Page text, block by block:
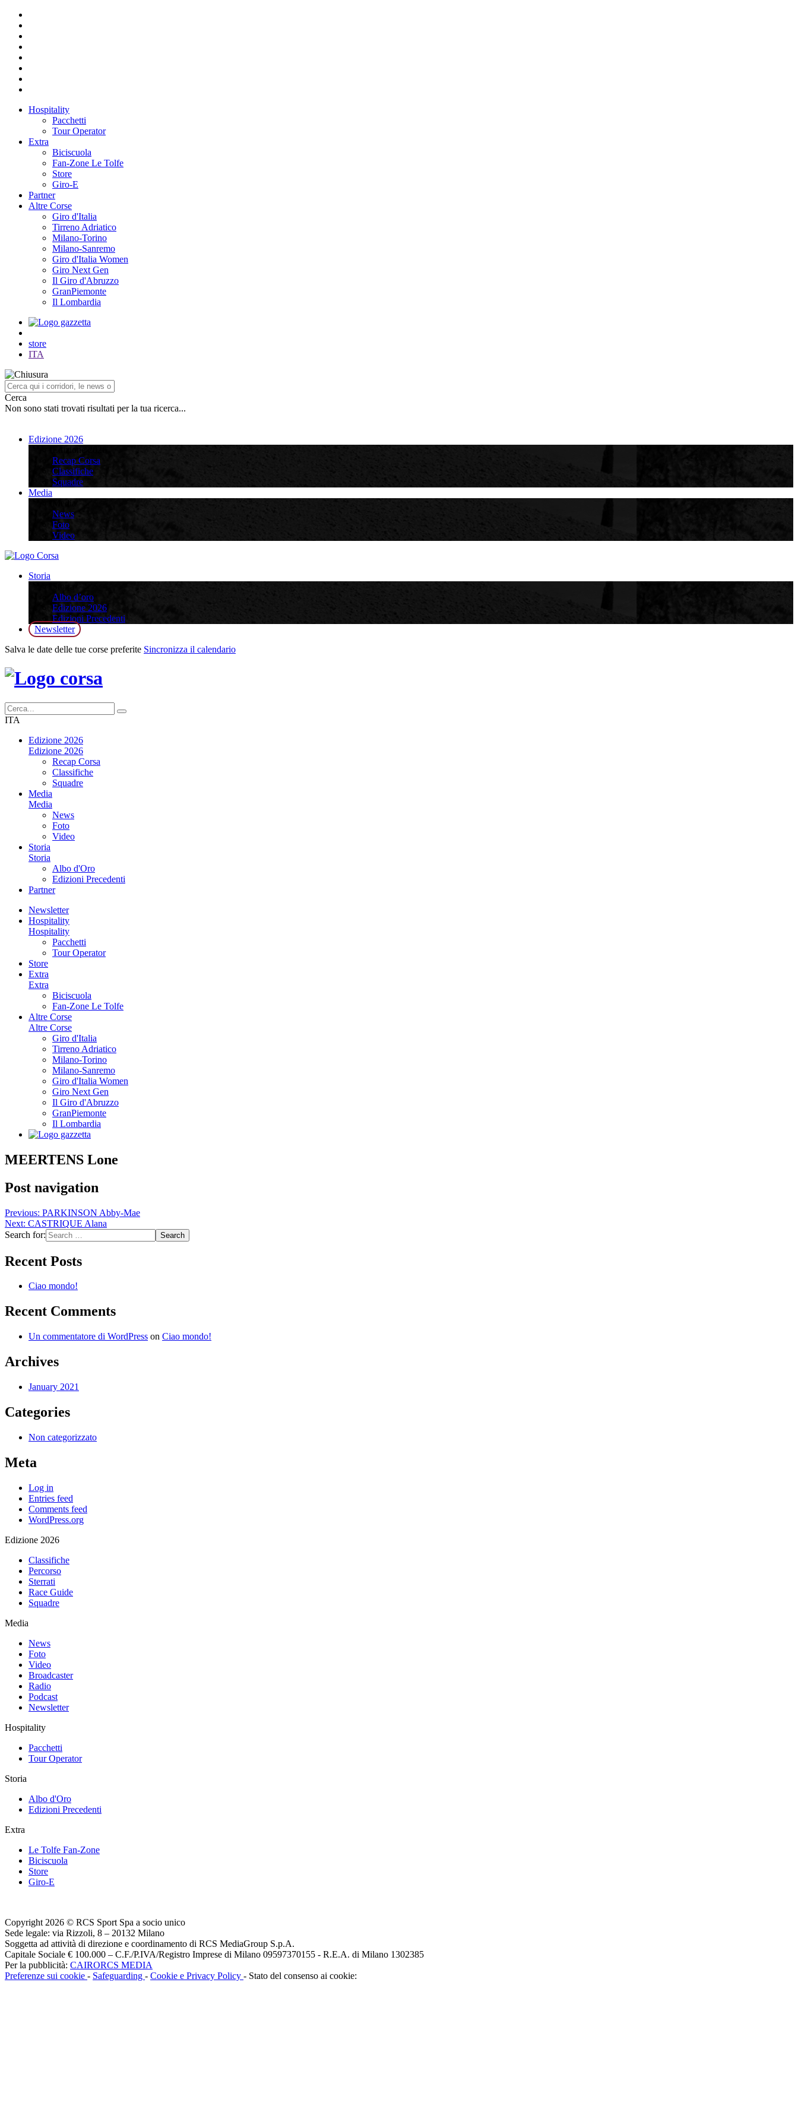
Hospitality
Pacchetti
Tour Operator
Extra
Biciscuola
Fan-Zone Le Tolfe
Store
Giro-E
Partner
Altre Corse
Giro d'Italia
Tirreno Adriatico
Milano-Torino
Milano-Sanremo
Giro d'Italia Women
Giro Next Gen
Il Giro d'Abruzzo
GranPiemonte
Il Lombardia
store
ITA
Cerca
Non sono stati trovati risultati per la tua ricerca...
Edizione 2026
Recap Corsa
Classifiche
Squadre
Media
News
Foto
Video
Storia
Albo d’oro
Edizione 2026
Edizioni Precedenti
Newsletter
Salva le date delle tue corse preferite Sincronizza il calendario
ITA
Edizione 2026
Edizione 2026
Recap Corsa
Classifiche
Squadre
Media
Media
News
Foto
Video
Storia
Storia
Albo d'Oro
Edizioni Precedenti
Partner
Newsletter
Hospitality
Hospitality
Pacchetti
Tour Operator
Store
Extra
Extra
Biciscuola
Fan-Zone Le Tolfe
Altre Corse
Altre Corse
Giro d'Italia
Tirreno Adriatico
Milano-Torino
Milano-Sanremo
Giro d'Italia Women
Giro Next Gen
Il Giro d'Abruzzo
GranPiemonte
Il Lombardia
MEERTENS Lone
Post navigation
Previous: PARKINSON Abby-Mae
Next: CASTRIQUE Alana
Search for:
Recent Posts
Ciao mondo!
Recent Comments
Un commentatore di WordPress on Ciao mondo!
Archives
January 2021
Categories
Non categorizzato
Meta
Log in
Entries feed
Comments feed
WordPress.org
Edizione 2026
Classifiche
Percorso
Sterrati
Race Guide
Squadre
Media
News
Foto
Video
Broadcaster
Radio
Podcast
Newsletter
Hospitality
Pacchetti
Tour Operator
Storia
Albo d'Oro
Edizioni Precedenti
Extra
Le Tolfe Fan-Zone
Biciscuola
Store
Giro-E
Copyright 2026 © RCS Sport Spa a socio unico
Sede legale: via Rizzoli, 8 – 20132 Milano
Soggetta ad attività di direzione e coordinamento di RCS MediaGroup S.p.A.
Capitale Sociale € 100.000 – C.F./P.IVA/Registro Imprese di Milano 09597370155 - R.E.A. di Milano 1302385
Per la pubblicità: CAIRORCS MEDIA
Preferenze sui cookie - Safeguarding - Cookie e Privacy Policy - Stato del consenso ai cookie: